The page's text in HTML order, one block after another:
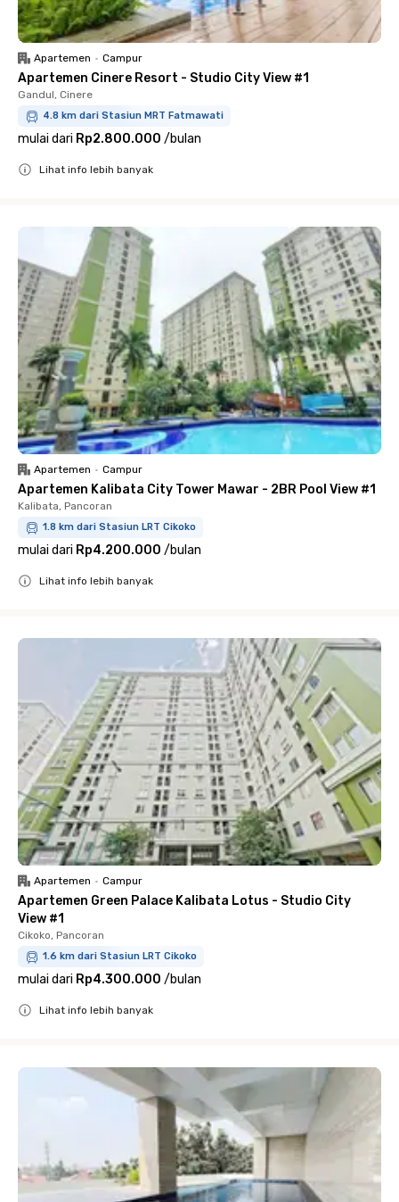
Apartemen • Campur
Apartemen Cinere Resort - Studio City View #1
Gandul, Cinere
4.8 km dari Stasiun MRT Fatmawati
mulai dari Rp2.800.000 /bulan
Lihat info lebih banyak
Apartemen • Campur
Apartemen Kalibata City Tower Mawar - 2BR Pool View #1
Kalibata, Pancoran
1.8 km dari Stasiun LRT Cikoko
mulai dari Rp4.200.000 /bulan
Lihat info lebih banyak
Apartemen • Campur
Apartemen Green Palace Kalibata Lotus - Studio City
View #1
Cikoko, Pancoran
1.6 km dari Stasiun LRT Cikoko
mulai dari Rp4.300.000 /bulan
Lihat info lebih banyak